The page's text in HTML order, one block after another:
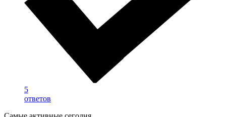
5
ответов